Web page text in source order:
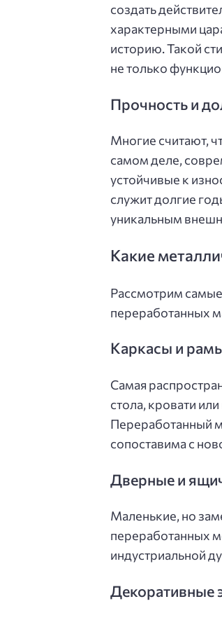
создать
характерными
историю. Такой
не только
Прочность и
Многие считают,
самом деле,
устойчивые к
служит долгие
уникальным
Какие
Рассмотрим
переработанных
Каркасы и
Самая
стола, кровати
Переработанный
сопоставима с
Дверные и
Маленькие, но
переработанных
индустриальной
Декоративные